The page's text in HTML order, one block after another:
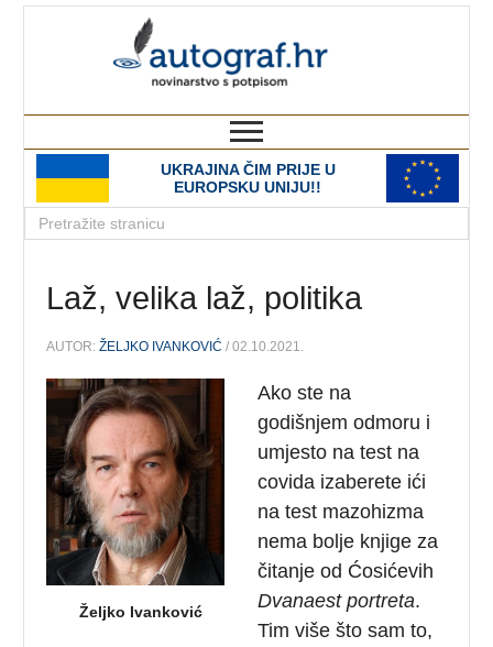
UKRAJINA ČIM PRIJE U
EUROPSKU UNIJU!!
Laž, velika laž, politika
AUTOR:ŽELJKO IVANKOVIĆ / 02.10.2021.
Željko Ivanković
Ako ste na
godišnjem odmoru i
umjesto na test na
covida izaberete ići
na test mazohizma
nema bolje knjige za
čitanje od Ćosićevih
Dvanaest portreta.
Tim više što sam to,